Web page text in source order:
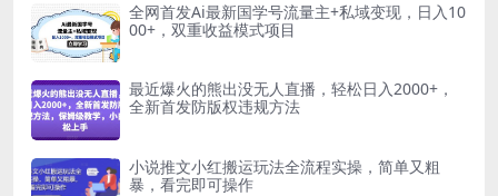
全网首发Ai最新国学号流量主+私域变现，日入10
00+，双重收益模式项目
最近爆火的熊出没无人直播，轻松日入2000+，
全新首发防版权违规方法
小说推文小红搬运玩法全流程实操，简单又粗
暴，看完即可操作